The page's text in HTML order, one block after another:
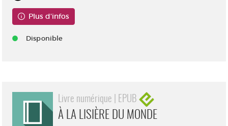
Plus d'infos
Disponible
Livre numérique | EPUB
À LA LISIÈRE DU MONDE